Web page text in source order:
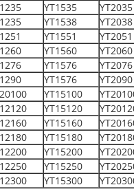
YT1535
YT2035
YT1538 YT2038
YT1551 YT2051
YT1560 YT2060
YT1576 YT2076
YT1576 YT2090
YT15100
YT15120
YT15160
YT15180
YT15200
YT15250
YT15300